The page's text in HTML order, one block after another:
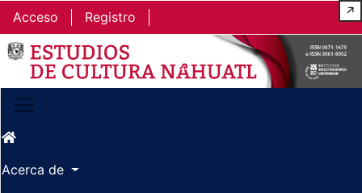
Ir al contenido principal
Ir al menú de navegación principal
Ir al pie de página del sitio
Acceso Registro
Acerca de
↗